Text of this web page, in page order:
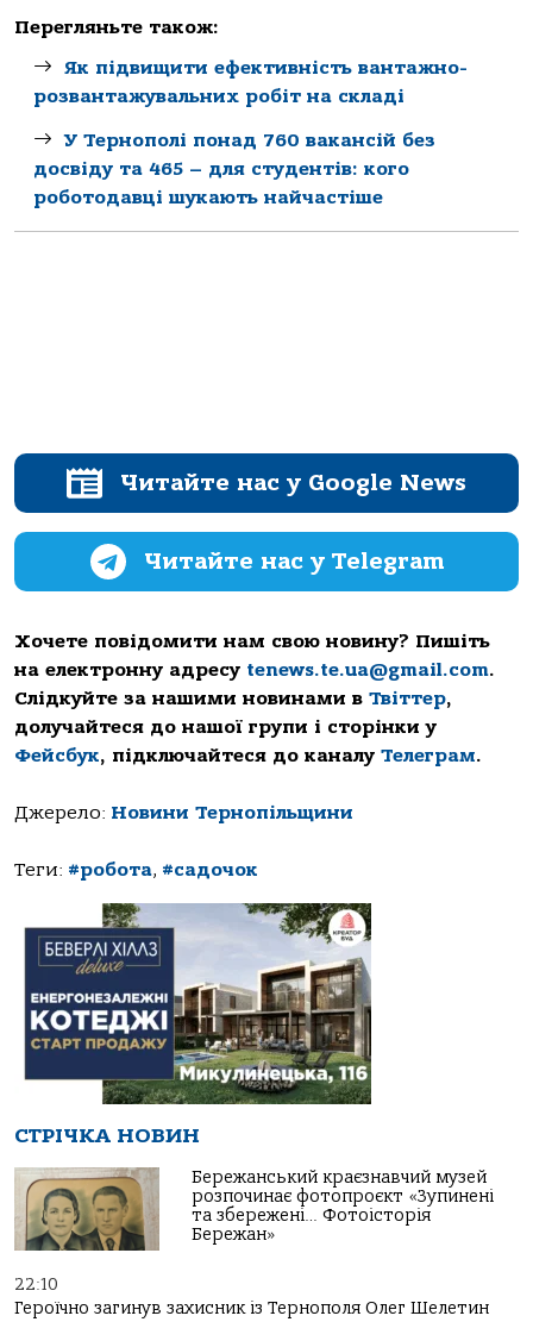
Перегляньте також:
Як підвищити ефективність вантажно-
розвантажувальних робіт на складі
У Тернополі понад 760 вакансій без
досвіду та 465 – для студентів: кого
роботодавці шукають найчастіше
Читайте нас у Google News
Читайте нас у Telegram
Хочете повідомити нам свою новину? Пишіть
на електронну адресу tenews.te.ua@gmail.com.
Слідкуйте за нашими новинами в Твіттер,
долучайтеся до нашої групи і сторінки у
Фейсбук, підключайтеся до каналу Телеграм.
Джерело: Новини Тернопільщини
Теги: #робота, #садочок
СТРІЧКА НОВИН
Бережанський краєзнавчий музей
розпочинає фотопроєкт «Зупинені
та збережені… Фотоісторія
Бережан»
22:10
Героїчно загинув захисник із Тернополя Олег Шелетин